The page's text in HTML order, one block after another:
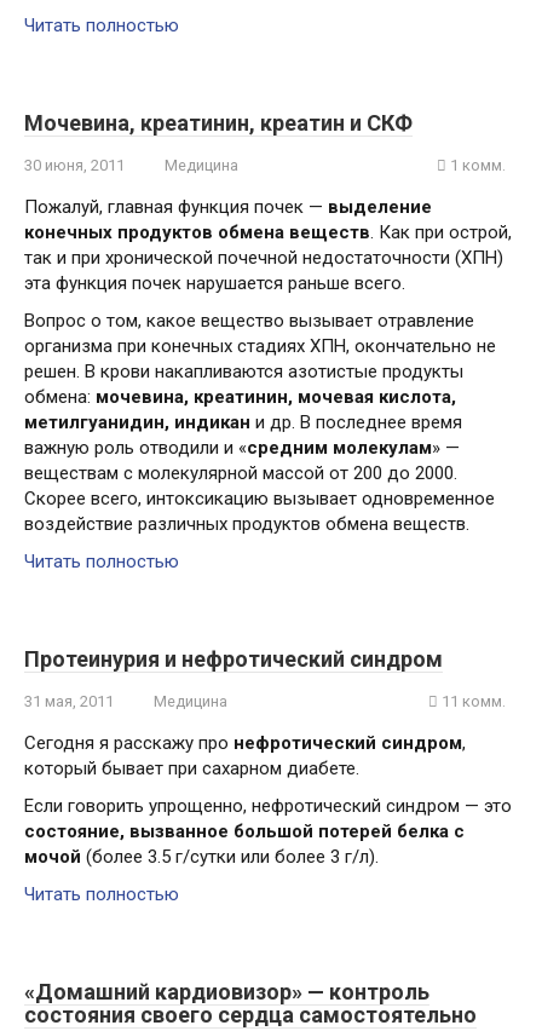
Читать полностью
Мочевина, креатинин, креатин и СКФ
30 июня, 2011 Медицина 1 комм.
Пожалуй, главная функция почек — выделение
конечных продуктов обмена веществ. Как при острой,
так и при хронической почечной недостаточности (ХПН)
эта функция почек нарушается раньше всего.
Вопрос о том, какое вещество вызывает отравление
организма при конечных стадиях ХПН, окончательно не
решен. В крови накапливаются азотистые продукты
обмена: мочевина, креатинин, мочевая кислота,
метилгуанидин, индикан и др. В последнее время
важную роль отводили и «средним молекулам» —
веществам с молекулярной массой от 200 до 2000.
Скорее всего, интоксикацию вызывает одновременное
воздействие различных продуктов обмена веществ.
Читать полностью
Протеинурия и нефротический синдром
31 мая, 2011 Медицина 11 комм.
Сегодня я расскажу про нефротический синдром,
который бывает при сахарном диабете.
Если говорить упрощенно, нефротический синдром — это
состояние, вызванное большой потерей белка с
мочой (более 3.5 г/сутки или более 3 г/л).
Читать полностью
«Домашний кардиовизор» — контроль
состояния своего сердца самостоятельно